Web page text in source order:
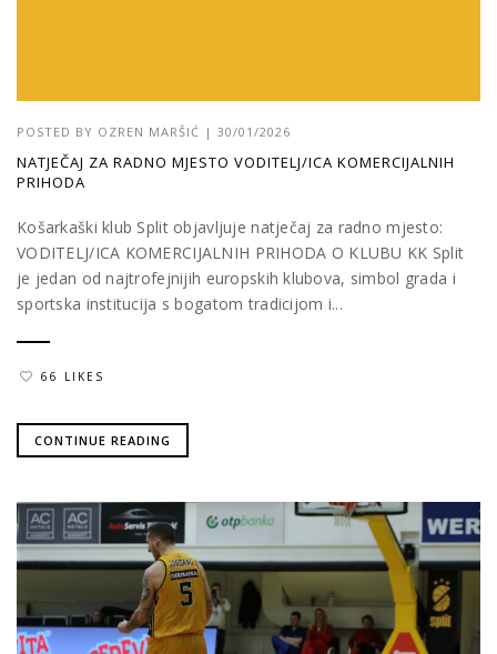
POSTED BY OZREN MARŠIĆ | 30/01/2026
NATJEČAJ ZA RADNO MJESTO VODITELJ/ICA KOMERCIJALNIH
PRIHODA
Košarkaški klub Split objavljuje natječaj za radno mjesto:
VODITELJ/ICA KOMERCIJALNIH PRIHODA O KLUBU KK Split
je jedan od najtrofejnijih europskih klubova, simbol grada i
sportska institucija s bogatom tradicijom i...
66 LIKES
CONTINUE READING